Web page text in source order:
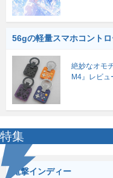
56gの軽量スマホコント
絶妙なオモ
M4』レビュ
特集
電撃インディー